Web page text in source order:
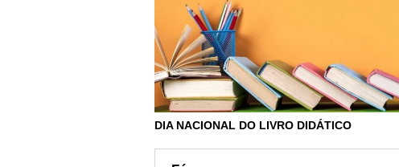
DIA NACIONAL DO LIVRO DIDÁTICO